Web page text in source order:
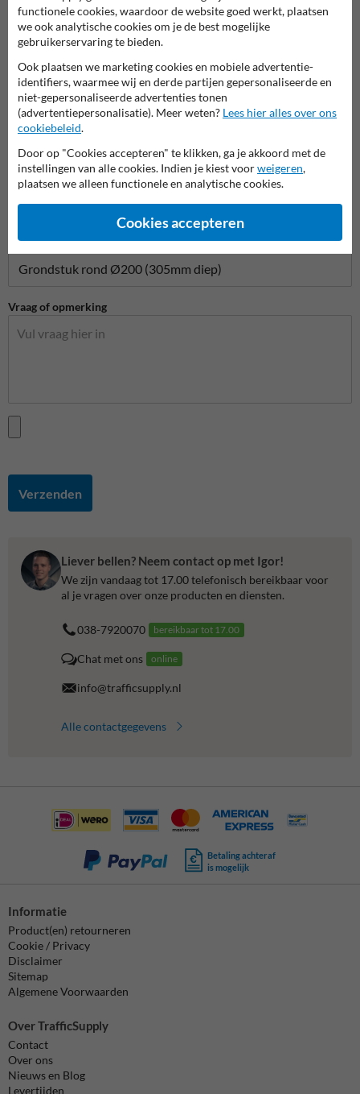
Bedrijfsnaam
E-mailadres*
Telefoonnummer
Vraag over product
Vraag of opmerking
Verzenden
Liever bellen? Neem contact op met Igor!
We zijn vandaag tot 17.00 telefonisch bereikbaar voor
al je vragen over onze producten en diensten.
038-7920070 bereikbaar tot 17.00
Chat met ons online
info@trafficsupply.nl
Alle contactgegevens
Betaling achteraf
is mogelijk
Informatie
Product(en) retourneren
Cookie / Privacy
Disclaimer
Sitemap
Algemene Voorwaarden
Over TrafficSupply
Contact
Over ons
Nieuws en Blog
Levertijden
functionele cookies, waardoor de website goed werkt, plaatsen
we ook analytische cookies om je de best mogelijke
gebruikerservaring te bieden.
Ook plaatsen we marketing cookies en mobiele advertentie-
identifiers, waarmee wij en derde partijen gepersonaliseerde en
niet-gepersonaliseerde advertenties tonen
(advertentiepersonalisatie). Meer weten? Lees hier alles over ons
cookiebeleid.
Door op "Cookies accepteren" te klikken, ga je akkoord met de
instellingen van alle cookies. Indien je kiest voorweigeren,
plaatsen we alleen functionele en analytische cookies.
Cookies accepteren